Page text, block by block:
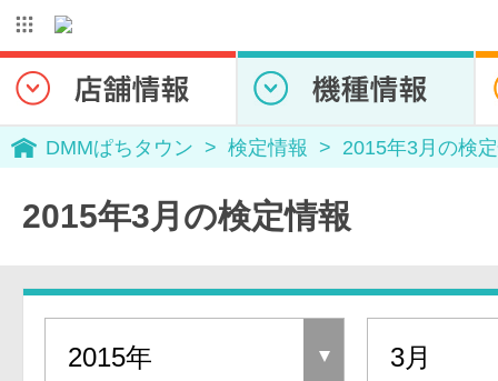
DMMぱちタウン 検定情報 2015年3月の検
2015年3月の検定情報